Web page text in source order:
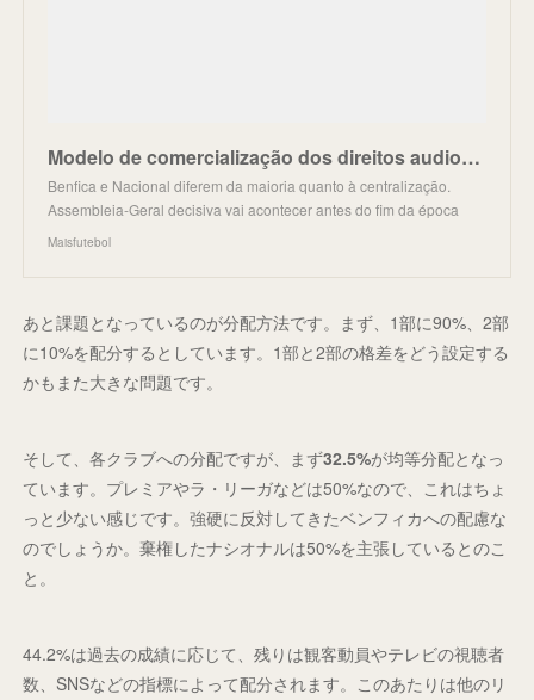
Modelo de comercialização dos direitos audiovisuais aprovado, Benfica vota contra | MAISFUTEBOL
Benfica e Nacional diferem da maioria quanto à centralização.
Assembleia-Geral decisiva vai acontecer antes do fim da época
Maisfutebol
あと課題となっているのが分配方法です。まず、1部に90%、2部
に10%を配分するとしています。1部と2部の格差をどう設定する
かもまた大きな問題です。
そして、各クラブへの分配ですが、まず32.5%が均等分配となっ
ています。プレミアやラ・リーガなどは50%なので、これはちょ
っと少ない感じです。強硬に反対してきたベンフィカへの配慮な
のでしょうか。棄権したナシオナルは50%を主張しているとのこ
と。
44.2%は過去の成績に応じて、残りは観客動員やテレビの視聴者
数、SNSなどの指標によって配分されます。このあたりは他のリ